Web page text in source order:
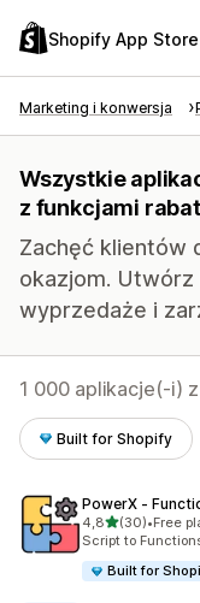
Shopify App Store
Marketing i konwersja
Wszystkie
z funkcjami
Zachęć klientów
okazjom.
wyprzedaże i
1 000 aplikacje(-i) z
Built for Shopify
PowerX ‑
4,8na 5 gwiazdek
(30)
Łączna liczba
•Free
Script to
Built for